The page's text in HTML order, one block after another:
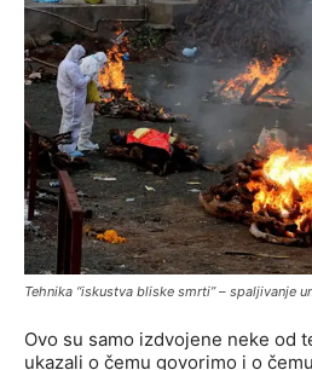
Tehnika “iskustva bliske smrti” – spaljivanje
Ovo su samo izdvojene neke od
ukazali o čemu govorimo i o